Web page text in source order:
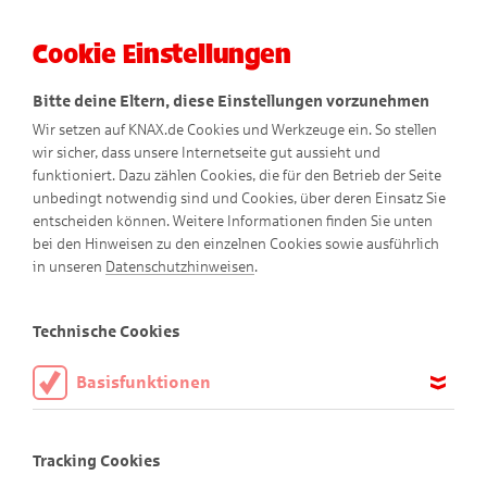
Nero-Kekse
Cookie Einstellungen
Bitte deine Eltern, diese Einstellungen vorzunehmen
Wir setzen auf KNAX.de Cookies und Werkzeuge ein. So stellen
wir sicher, dass unsere Internetseite gut aussieht und
funktioniert. Dazu zählen Cookies, die für den Betrieb der Seite
unbedingt notwendig sind und Cookies, über deren Einsatz Sie
entscheiden können. Weitere Informationen finden Sie unten
bei den Hinweisen zu den einzelnen Cookies sowie ausführlich
in unseren Datenschutzhinweisen.
Technische Cookies
Basisfunktionen
aktiviert sein.
Tracking Cookies